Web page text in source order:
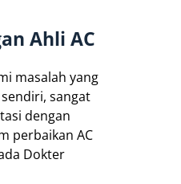
Ahli AC
masalah yang
sangat
dengan
perbaikan AC
Dokter